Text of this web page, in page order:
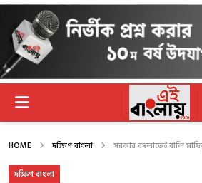
HOME দক্ষিণ বাংলা সরকার বদলাতেই বালি
দক্ষিণ বাংলা